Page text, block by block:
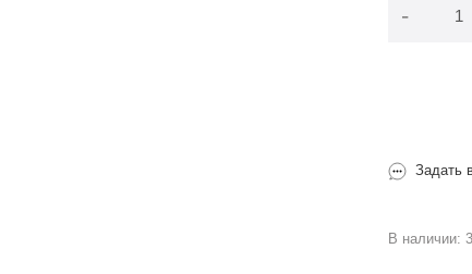
-
Задать
В наличии: